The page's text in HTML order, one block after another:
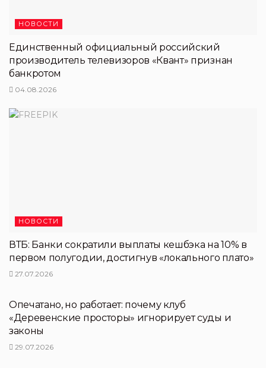
НОВОСТИ
Единственный официальный российский
производитель телевизоров «Квант» признан
банкротом
04.08.2026
НОВОСТИ
ВТБ: Банки сократили выплаты кешбэка на 10% в
первом полугодии, достигнув «локального плато»
27.07.2026
Опечатано, но работает: почему клуб
«Деревенские просторы» игнорирует суды и
законы
29.07.2026